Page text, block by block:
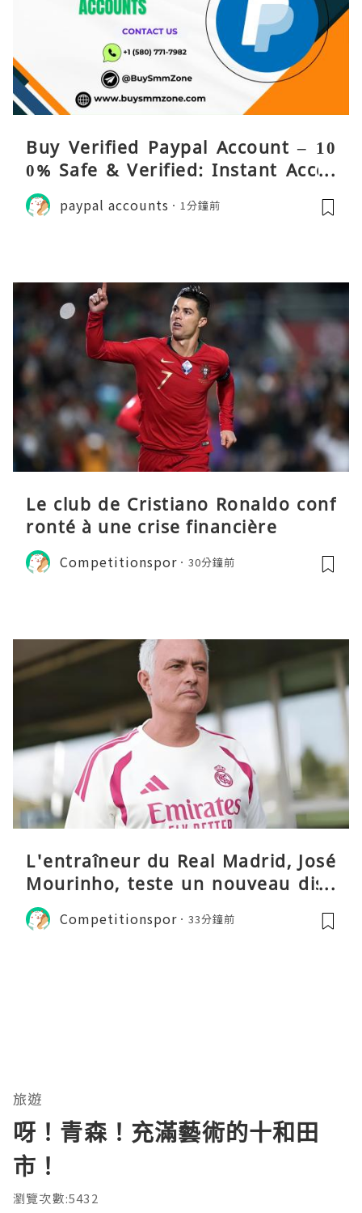
Buy Verified Paypal Account – 10
0% Safe & Verified: Instant Acces
s!
paypal accounts 1分鐘前
Le club de Cristiano Ronaldo conf
ronté à une crise financière
Competitionspor 30分鐘前
L'entraîneur du Real Madrid, José
Mourinho, teste un nouveau disp
ositif tactique
Competitionspor 33分鐘前
旅遊
呀！青森！充滿藝術的十和田
市！
瀏覽次數:5432